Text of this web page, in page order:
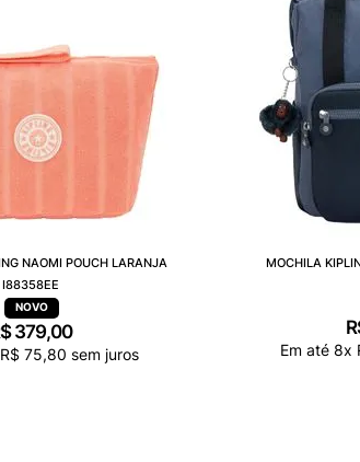
NAOMI POUCH LARANJA
I88358EE
379,00
R$ 75,80 sem juros
MOCHILA
Em até 8x